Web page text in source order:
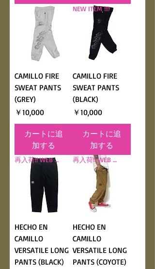
CAMILLO FIRE
SWEAT PANTS
(GREY)
価格
￥10,000
カートに追
加する
NEW ITEM !!!!
CAMILLO FIRE
SWEAT PANTS
(BLACK)
価格
￥10,000
カートに追
加する
再入荷!! WEB LIMITED
HECHO EN
CAMILLO
VERSATILE LONG
PANTS (BLACK)
再入荷!! WEB LIMITED
HECHO EN
CAMILLO
VERSATILE LONG
PANTS (COYOTE)